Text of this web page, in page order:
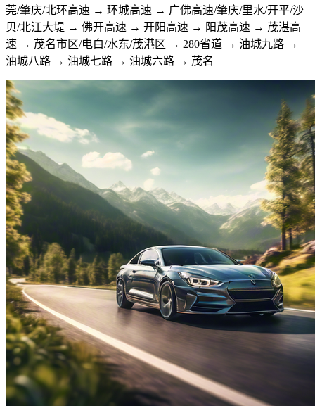
莞/肇庆/北环高速 → 环城高速 → 广佛高速/肇庆/里水/开平/沙
贝/北江大堤 → 佛开高速 → 开阳高速 → 阳茂高速 → 茂湛高
速 → 茂名市区/电白/水东/茂港区 → 280省道 → 油城九路 →
油城八路 → 油城七路 → 油城六路 → 茂名